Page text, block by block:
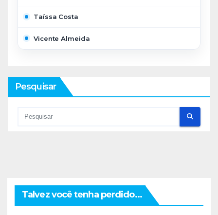
Taíssa Costa
Vicente Almeida
Pesquisar
Talvez você tenha perdido...